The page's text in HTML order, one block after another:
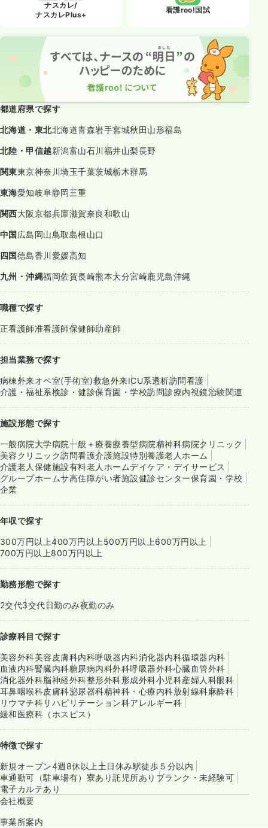
ナスカレ/
ナスカレPlus+
看護roo!国試
都道府県で探す
北海道・東北北海道青森岩手宮城秋田山形福島
北陸・甲信越新潟富山石川福井山梨長野
関東東京神奈川埼玉千葉茨城栃木群馬
東海愛知岐阜静岡三重
関西大阪京都兵庫滋賀奈良和歌山
中国広島岡山鳥取島根山口
四国徳島香川愛媛高知
九州・沖縄福岡佐賀長崎熊本大分宮崎鹿児島沖縄
職種で探す
正看護師准看護師保健師助産師
担当業務で探す
病棟外来オペ室(手術室)救急外来ICU系透析訪問看護
介護・福祉系検診・健診保育園・学校訪問診療内視鏡治験関連
施設形態で探す
一般病院大学病院一般＋療養療養型病院精神科病院クリニック
美容クリニック訪問看護介護施設特別養護老人ホーム
介護老人保健施設有料老人ホームデイケア・デイサービス
グループホームサ高住障がい者施設健診センター保育園・学校
企業
年収で探す
300万円以上400万円以上 500万円以上600万円以上
700万円以上800万円以上
勤務形態で探す
2交代3交代日勤のみ夜勤のみ
診療科目で探す
美容外科美容皮膚科内科呼吸器内科消化器内科循環器内科
血液内科腎臓内科糖尿病内科外科呼吸器外科心臓血管外科
消化器外科脳神経外科整形外科形成外科小児科産婦人科眼科
耳鼻咽喉科皮膚科泌尿器科精神科・心療内科放射線科麻酔科
リウマチ科リハビリテーション科アレルギー科
緩和医療科（ホスピス）
特徴で探す
新規オープン4週8休以上 土日休み駅徒歩５分以内
車通勤可（駐車場有） 寮あり託児所あり ブランク・未経験可
電子カルテあり
会社概要
事業所案内